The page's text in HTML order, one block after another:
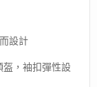
設計
，袖扣彈性設